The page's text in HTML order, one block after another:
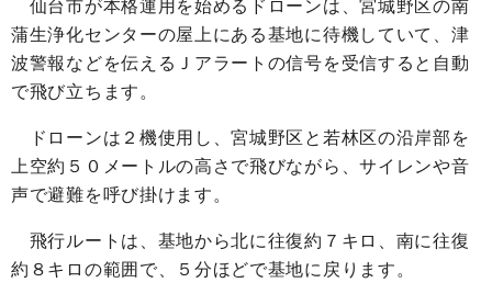
仙台市が本格運用を始めるドローンは、宮城野区の南
蒲生浄化センターの屋上にある基地に待機していて、津
波警報などを伝えるＪアラートの信号を受信すると自動
で飛び立ちます。
ドローンは２機使用し、宮城野区と若林区の沿岸部を
上空約５０メートルの高さで飛びながら、サイレンや音
声で避難を呼び掛けます。
飛行ルートは、基地から北に往復約７キロ、南に往復
約８キロの範囲で、５分ほどで基地に戻ります。